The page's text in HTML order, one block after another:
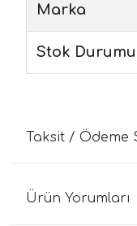
Marka
Stok Durumu
Taksit / Ödeme
Ürün Yorumları